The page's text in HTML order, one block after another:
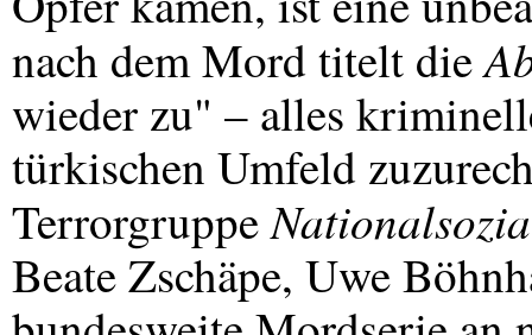
nach dem Mord titelt die
wieder zu" – alles
türkischen Umfeld
Terrorgruppe
Beate Zschäpe, Uwe